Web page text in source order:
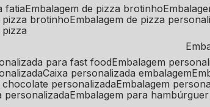
fatia embalagem de pizza brotinho
pizza brotinho
embalagem de pizza
pizza
para fast food embalagem
caixa personalizada embalagem
chocolate personalizada embalagem
personalizada embalagem para